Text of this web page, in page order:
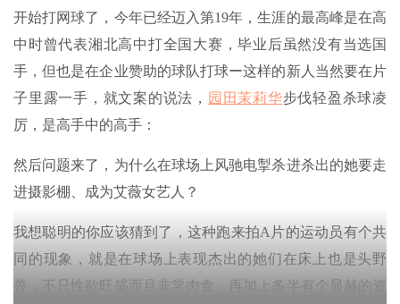
开始打网球了，今年已经迈入第19年，生涯的最高峰是在高
中时曾代表湘北高中打全国大赛，毕业后虽然没有当选国
手，但也是在企业赞助的球队打球ー这样的新人当然要在片
子里露一手，就文案的说法， 园田茉莉华步伐轻盈杀球凌
厉，是高手中的高手：
然后问题来了，为什么在球场上风驰电掣杀进杀出的她要走
进摄影棚、成为艾薇女艺人？
我想聪明的你应该猜到了，这种跑来拍A片的运动员有个共
同的现象，就是在球场上表现杰出的她们在床上也是头野
兽，不只性欲旺盛而且非常肉食、再加上多半有个显赫的资